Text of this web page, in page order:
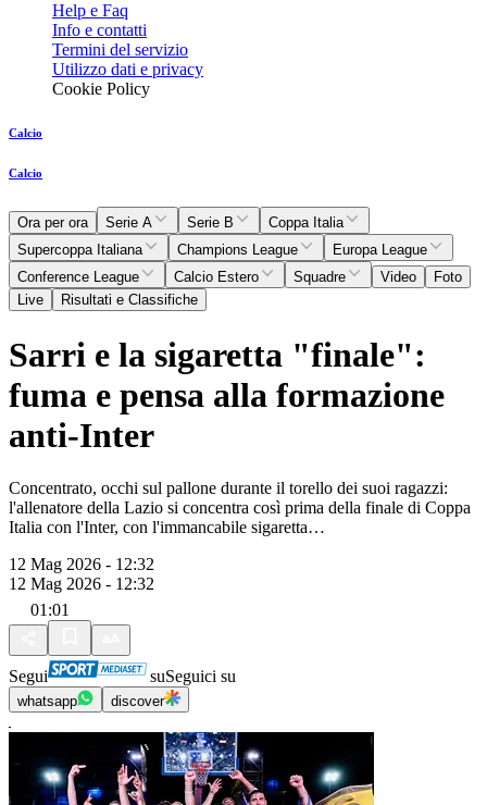
Help e Faq
Info e contatti
Termini del servizio
Utilizzo dati e privacy
Cookie Policy
Calcio
Calcio
Ora per ora Serie A Serie B
Coppa Italia
Supercoppa Italiana
Champions League
Europa League
Conference League
Calcio Estero Squadre Video
Foto
Live
Risultati e Classifiche
Sarri e la sigaretta "finale":
fuma e pensa alla formazione
anti-Inter
Concentrato, occhi sul pallone durante il torello dei suoi ragazzi:
l'allenatore della Lazio si concentra così prima della finale di Coppa
Italia con l'Inter, con l'immancabile sigaretta…
12 Mag 2026 - 12:32
12 Mag 2026 - 12:32
01:01
Segui suSeguici su
whatsapp discover